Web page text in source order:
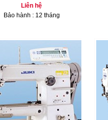
Liên hệ
Bảo hành : 12 tháng